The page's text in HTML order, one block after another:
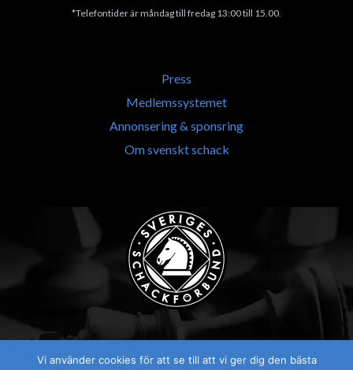
*Telefontider är måndag till fredag 13:00 till 15.00.
Press
Medlemssystemet
Annonsering & sponsring
Om svenskt schack
Vi använder cookies för att se till att vi ger dig den bästa